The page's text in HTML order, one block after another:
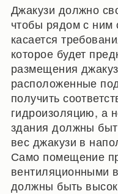
Джакузи должно
чтобы рядом с ним
касается
которое будет
размещения
расположенные
получить
гидроизоляцию, а
здания должны
вес джакузи в
Само помещение
вентиляционными
должны быть